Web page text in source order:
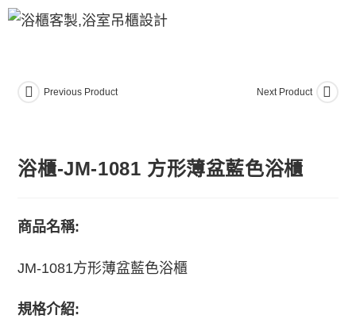
Previous Product Next Product
浴櫃-JM-1081 方形薄盆藍色浴櫃
商品名稱:
JM-1081方形薄盆藍色浴櫃
規格介紹: